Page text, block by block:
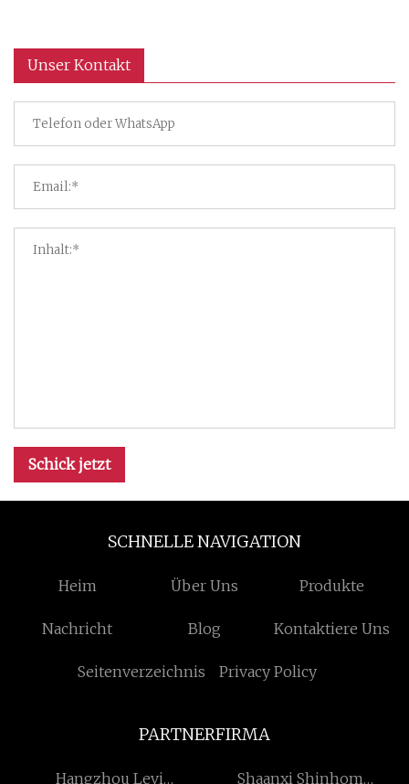
Unser Kontakt
Schick jetzt
SCHNELLE NAVIGATION
Heim Über Uns Produkte
Nachricht Blog Kontaktiere Uns
Seitenverzeichnis Privacy Policy
PARTNERFIRMA
Hangzhou Levi Shaanxi Shinhom